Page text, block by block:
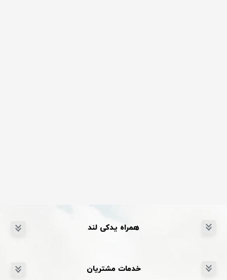
همراه یدکی لند
خدمات مشتریان